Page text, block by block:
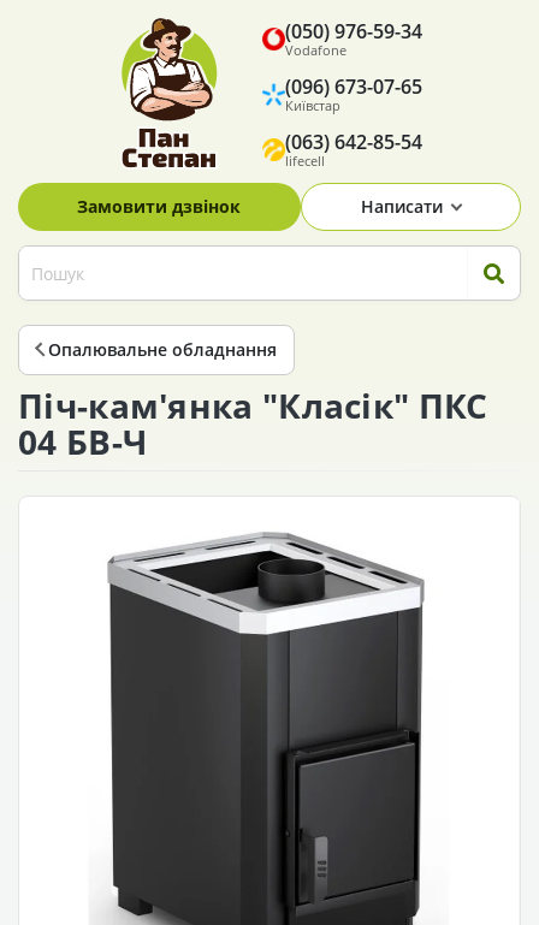
Vodafone
(050) 976-59-34
Київстар
(096) 673-07-65
lifecell
(063) 642-85-54
Замовити дзвінок Написати
Опалювальне обладнання
Піч-кам'янка "Класік" ПКС
04 БВ-Ч